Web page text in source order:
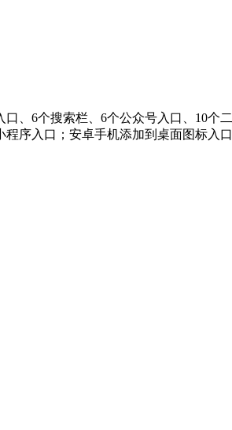
、6个搜索栏、6个公众号入口、10
序入口；安卓手机添加到桌面图标入